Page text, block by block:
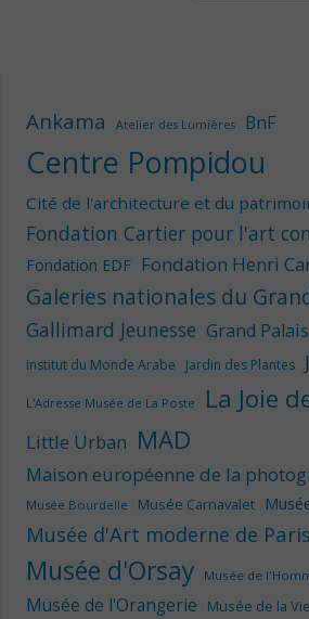
Ankama Atelier des Lumières BnF
Centre Pompidou
Cité de l'architecture et du
Fondation Cartier pour l'art
Fondation EDF Fondation Henri
Galeries nationales du
Gallimard Jeunesse Grand Palais
Institut du Monde Arabe Jardin des Plantes
L'Adresse Musée de La Poste La Joie
Little Urban MAD
Maison européenne de la
Musée Bourdelle
Musée Carnavalet
Musée d'Art moderne de Paris
Musée d'Orsay Musée de
Musée de l'Orangerie Musée de la